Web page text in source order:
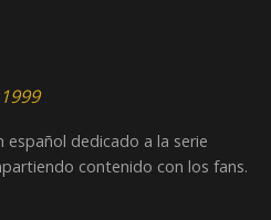
dedicado a la serie
contenido con los fans.